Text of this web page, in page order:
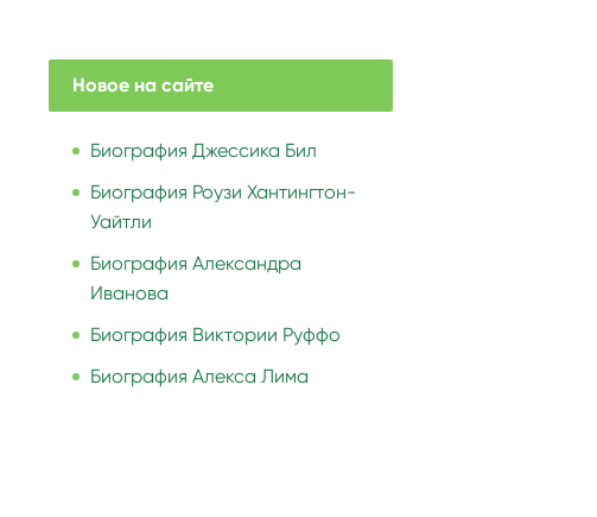
Новое на сайте
Биография Джессика Бил
Биография Роузи Хантингтон-
Уайтли
Биография Александра
Иванова
Биография Виктории Руффо
Биография Алекса Лима